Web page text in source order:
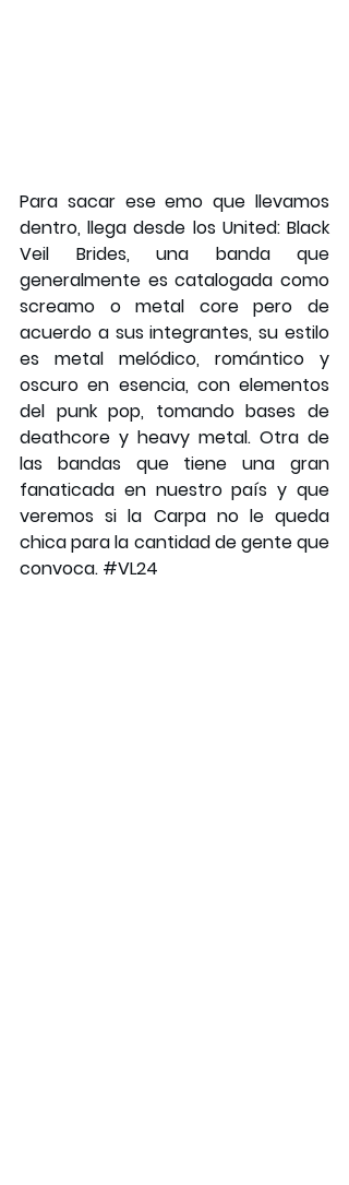
Para sacar ese emo que llevamos
dentro, llega desde los United: Black
Veil Brides, una banda que
generalmente es catalogada como
screamo o metal core pero de
acuerdo a sus integrantes, su estilo
es metal melódico, romántico y
oscuro en esencia, con elementos
del punk pop, tomando bases de
deathcore y heavy metal. Otra de
las bandas que tiene una gran
fanaticada en nuestro país y que
veremos si la Carpa no le queda
chica para la cantidad de gente que
convoca. #VL24